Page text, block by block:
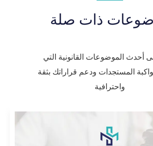
ذات صلة
أحدث الموضوعات القانونية التي
المستجدات ودعم قراراتك بثقة
واحترافية